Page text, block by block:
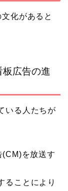
化があると
広告の進
いる人たちが
を放送す
ることにより